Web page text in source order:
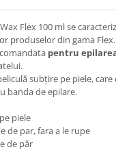
Flex 100 ml se
produselor din gama
pentru
subțire pe piele,
banda de epilare.
piele
de par, fara a le rupe
de păr